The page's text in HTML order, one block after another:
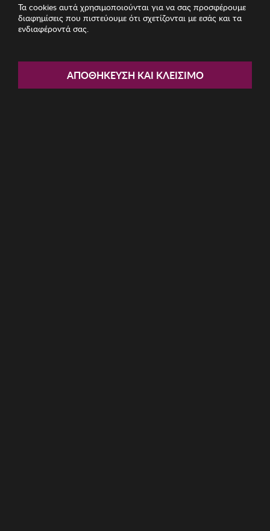
Γυναικείο Δαχτυλίδι THE MAD
Τα cookies αυτά χρησιμοποιούνται για να σας προσφέρουμε
διαφημίσεις που πιστεύουμε ότι σχετίζονται με εσάς και τα
ενδιαφέροντά σας.
ΑΠΟΘΉΚΕΥΣΗ ΚΑΙ ΚΛΕΊΣΙΜΟ